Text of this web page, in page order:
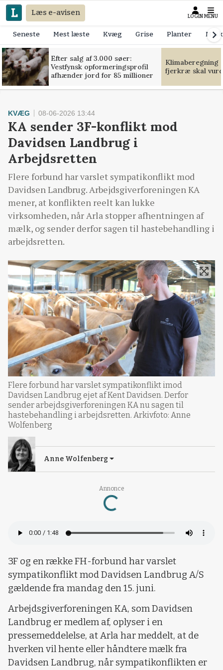
Læs e-avisen LOGIN MENU
Seneste Mest læste Kvæg Grise Planter
Efter salg af 3.000 søer:
Vestfynsk opformeringsprofil
afhænder jord for 85 millioner
Klimaberegning
fjerkræ skal
Annonce
Loading...
KVÆG 08-06-2026 13:44
KA sender 3F-konflikt mod
Davidsen Landbrug i
Arbejdsretten
Flere forbund har varslet sympatikonflikt mod
Davidsen Landbrug. Arbejdsgiverforeningen KA
mener, at konflikten reelt kan lukke
virksomheden, når Arla stopper afhentningen af
mælk, og sender derfor sagen til hastebehandling i
arbejdsretten.
Flere forbund har varslet sympatikonflikt imod
Davidsen Landbrug ejet af Kent Davidsen. Derfor
sender arbejdsgiverforeningen KA nu sagen til
hastebehandling i arbejdsretten. Arkivfoto: Anne
Wolfenberg
Anne Wolfenberg
3F og en række FH-forbund har varslet
sympatikonflikt mod Davidsen Landbrug A/S
gældende fra mandag den 15. juni.
Arbejdsgiverforeningen KA, som Davidsen
Landbrug er medlem af, oplyser i en
pressemeddelelse, at Arla har meddelt, at de
hverken vil hente eller håndtere mælk fra
Davidsen Landbrug, når sympatikonflikten er